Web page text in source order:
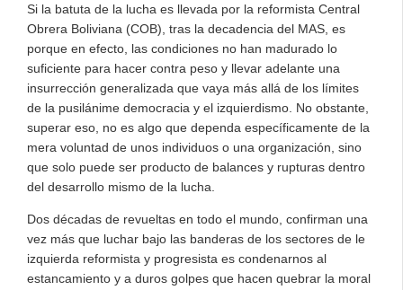
Si la batuta de la lucha es llevada por la reformista Central
Obrera Boliviana (COB), tras la decadencia del MAS, es
porque en efecto, las condiciones no han madurado lo
suficiente para hacer contra peso y llevar adelante una
insurrección generalizada que vaya más allá de los límites
de la pusilánime democracia y el izquierdismo. No obstante,
superar eso, no es algo que dependa específicamente de la
mera voluntad de unos individuos o una organización, sino
que solo puede ser producto de balances y rupturas dentro
del desarrollo mismo de la lucha.
Dos décadas de revueltas en todo el mundo, confirman una
vez más que luchar bajo las banderas de los sectores de le
izquierda reformista y progresista es condenarnos al
estancamiento y a duros golpes que hacen quebrar la moral